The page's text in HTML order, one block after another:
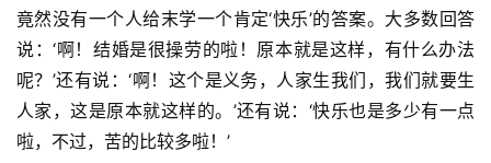
竟然没有一个人给末学一个肯定‘快乐’的答案。大多数回答
说：‘啊！结婚是很操劳的啦！原本就是这样，有什么办法
呢？’还有说：‘啊！这个是义务，人家生我们，我们就要生
人家，这是原本就这样的。’还有说：‘快乐也是多少有一点
啦，不过，苦的比较多啦！’